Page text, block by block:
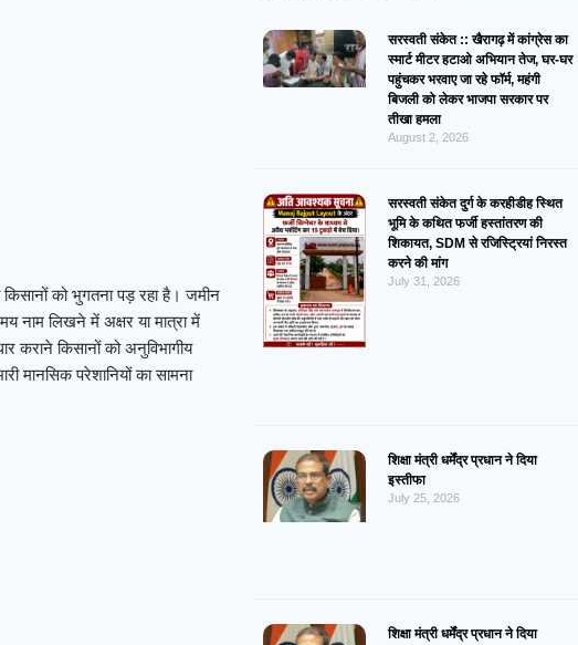
किसानों को भुगतना पड़ रहा है। जमीन
नाम लिखने में अक्षर या मात्रा में
कराने किसानों को अनुविभागीय
मानसिक परेशानियों का सामना
सरस्वती संकेत :: खैरागढ़ में कांग्रेस का
स्मार्ट मीटर हटाओ अभियान तेज, घर-घर
पहुंचकर भरवाए जा रहे फॉर्म, महंगी
बिजली को लेकर भाजपा सरकार पर
तीखा हमला
August 2, 2026
सरस्वती संकेत दुर्ग के करहीडीह स्थित
भूमि के कथित फर्जी हस्तांतरण की
शिकायत, SDM से रजिस्ट्रियां निरस्त
करने की मांग
July 31, 2026
शिक्षा मंत्री धर्मेंद्र प्रधान ने दिया
इस्तीफा
July 25, 2026
शिक्षा मंत्री धर्मेंद्र प्रधान ने दिया